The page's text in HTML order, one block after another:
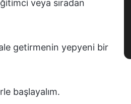
veya sıradan
getirmenin yepyeni bir
başlayalım.